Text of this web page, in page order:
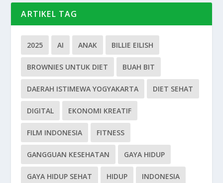
ARTIKEL TAG
2025 AI ANAK BILLIE EILISH
BROWNIES UNTUK DIET BUAH BIT
DAERAH ISTIMEWA YOGYAKARTA DIET SEHAT
DIGITAL EKONOMI KREATIF
FILM INDONESIA FITNESS
GANGGUAN KESEHATAN GAYA HIDUP
GAYA HIDUP SEHAT HIDUP INDONESIA